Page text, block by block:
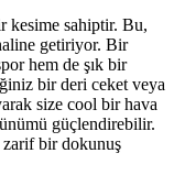
kesime sahiptir. Bu,
getiriyor. Bir
hem de şık bir
bir deri ceket veya
size cool bir hava
güçlendirebilir.
zarif bir dokunuş